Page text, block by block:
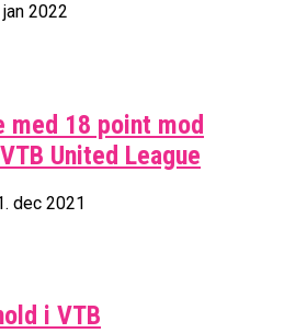
jan 2022
18 point mod
United League
dec 2021
i VTB